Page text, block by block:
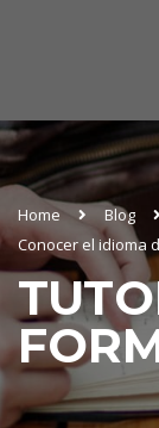
Home Blog
Conocer el idioma